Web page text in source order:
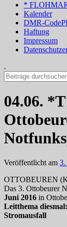
*
Kalender
DMR-
Haftung
Impressum
.
Suchen
nach:
04.06.
Veröffentlicht am 3.
OTTOBEUREN
Das 3. Ottobeurer
Juni 2016 in
Leitthema
Stromausfall